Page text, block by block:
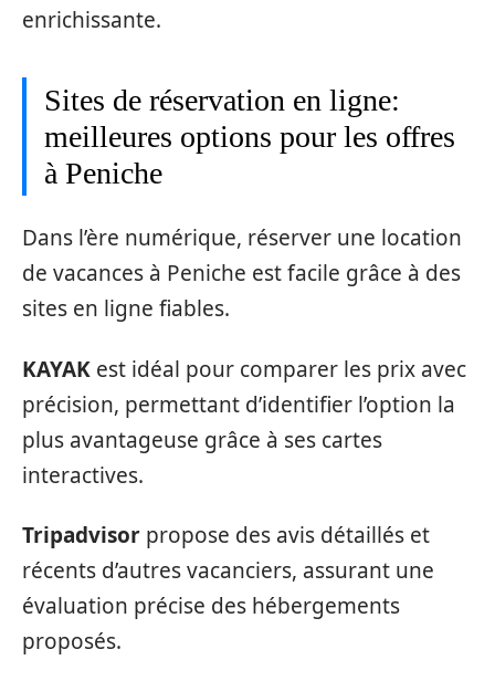
enrichissante.
Sites de réservation en ligne:
meilleures options pour les offres
à Peniche
Dans l’ère numérique, réserver une location
de vacances à Peniche est facile grâce à des
sites en ligne fiables.
KAYAK est idéal pour comparer les prix avec
précision, permettant d’identifier l’option la
plus avantageuse grâce à ses cartes
interactives.
Tripadvisor propose des avis détaillés et
récents d’autres vacanciers, assurant une
évaluation précise des hébergements
proposés.